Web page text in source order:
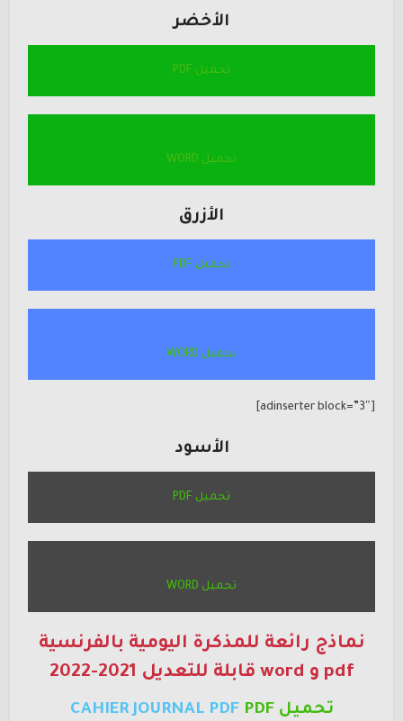
الأخضر
تحميل PDF
تحميل WORD
الأزرق
تحميل PDF
تحميل WORD
[adinserter block=”3″]
الأسود
تحميل PDF
تحميل WORD
نماذج رائعة للمذكرة اليومية بالفرنسية
pdf و word قابلة للتعديل 2021-2022
تحميل PDF